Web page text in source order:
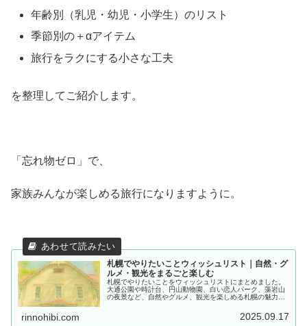
年齢別（乳児・幼児・小学生）のリスト
季節別の＋αアイテム
旅行をラクにする小さな工夫
を整理してご紹介します。
「忘れ物ゼロ」で、
家族みんなが楽しめる旅行になりますように。
札幌でやりたいことウィッシュリスト｜自然・グ
ルメ・観光をまるごと楽しむ
札幌でやりたいことをウィッシュリストにまとめました。
大通公園や時計台、円山動物園、白い恋人パーク、藻岩山
の夜景など、自然やグルメ、観光を楽しめる札幌の魅力を
rinnohibi.com 2025.09.17